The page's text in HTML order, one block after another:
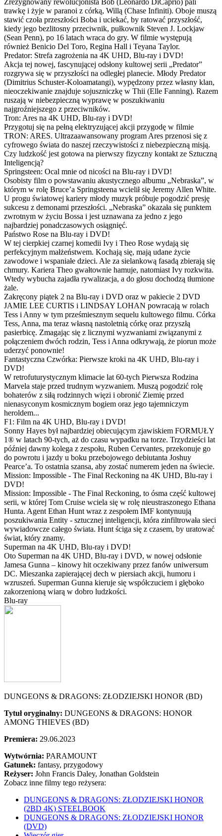
Zrezygnowany rewolucjonista Bob (Leonardo DiCaprio) pali
trawkę i żyje w paranoi z córką, Willą (Chase Infiniti). Oboje muszą
stawić czoła przeszłości Boba i uciekać, by ratować przyszłość,
kiedy jego bezlitosny przeciwnik, pułkownik Steven J. Lockjaw
(Sean Penn), po 16 latach wraca do gry. W filmie występują
również Benicio Del Toro, Regina Hall i Teyana Taylor.
Predator: Strefa zagrożenia na 4K UHD, Blu-ray i DVD!
Akcja tej nowej, fascynującej odsłony kultowej serii „Predator”
rozgrywa się w przyszłości na odległej planecie. Młody Predator
(Dimitrius Schuster-Koloamatangi), wypędzony przez własny klan,
nieoczekiwanie znajduje sojuszniczkę w Thii (Elle Fanning). Razem
ruszają w niebezpieczną wyprawę w poszukiwaniu
najgroźniejszego z przeciwników.
Tron: Ares na 4K UHD, Blu-ray i DVD!
Przygotuj się na pełną elektryzującej akcji przygodę w filmie
TRON: ARES. Ultrazaawansowany program Ares przenosi się z
cyfrowego świata do naszej rzeczywistości z niebezpieczną misją.
Czy ludzkość jest gotowa na pierwszy fizyczny kontakt ze Sztuczną
Inteligencją?
Springsteen: Ocal mnie od nicości na Blu-ray i DVD!
Osobisty film o powstawaniu akustycznego albumu „Nebraska”, w
którym w rolę Bruce’a Springsteena wcielił się Jeremy Allen White.
U progu światowej kariery młody muzyk próbuje pogodzić presję
sukcesu z demonami przeszłości. „Nebraska” okazała się punktem
zwrotnym w życiu Bossa i jest uznawana za jedno z jego
najbardziej ponadczasowych osiągnięć.
Państwo Rose na Blu-ray i DVD!
W tej cierpkiej czarnej komedii Ivy i Theo Rose wydają się
perfekcyjnym małżeństwem. Kochają się, mają udane życie
zawodowe i wspaniałe dzieci. Ale za sielankową fasadą zbierają się
chmury. Kariera Theo gwałtownie hamuje, natomiast Ivy rozkwita.
Wtedy wybucha zajadła rywalizacja, a do głosu dochodzą tłumione
żale.
Zakręcony piątek 2 na Blu-ray i DVD oraz w pakiecie 2 DVD
JAMIE LEE CURTIS i LINDSAY LOHAN powracają w rolach
Tess i Anny w tym prześmiesznym sequelu kultowego filmu. Córka
Tess, Anna, ma teraz własną nastoletnią córkę oraz przyszłą
pasierbicę. Zmagając się z licznymi wyzwaniami związanymi z
połączeniem dwóch rodzin, Tess i Anna odkrywają, że piorun może
uderzyć ponownie!
Fantastyczna Czwórka: Pierwsze kroki na 4K UHD, Blu-ray i
DVD!
W retrofuturystycznym klimacie lat 60-tych Pierwsza Rodzina
Marvela staje przed trudnym wyzwaniem. Muszą pogodzić rolę
bohaterów z siłą rodzinnych więzi i obronić Ziemię przed
nienasyconym kosmicznym bogiem oraz jego tajemniczym
heroldem...
F1: Film na 4K UHD, Blu-ray i DVD!
Sonny Hayes był najbardziej obiecującym zjawiskiem FORMUŁY
1® w latach 90-tych, aż do czasu wypadku na torze. Trzydzieści lat
później dawny kolega z zespołu, Ruben Cervantes, przekonuje go
do powrotu i jazdy u boku przebojowego debiutanta Joshuy
Pearce’a. To ostatnia szansa, aby zostać numerem jeden na świecie.
Mission: Impossible - The Final Reckoning na 4K UHD, Blu-ray i
DVD!
Mission: Impossible - The Final Reckoning, to ósma część kultowej
serii, w której Tom Cruise wciela się w rolę nieustraszonego Ethana
Hunta. Agent Ethan Hunt wraz z zespołem IMF kontynuują
poszukiwania Entity - sztucznej inteligencji, która zinfiltrowała sieci
wywiadowcze całego świata. Hunt ściga się z czasem, by uratować
świat, który znamy.
Superman na 4K UHD, Blu-ray i DVD!
Oto Superman na 4K UHD, Blu-ray i DVD, w nowej odsłonie
Jamesa Gunna – kinowy hit oczekiwany przez fanów uniwersum
DC. Mieszanka zapierającej dech w piersiach akcji, humoru i
wzruszeń. Superman Gunna kieruje się współczuciem i głęboko
zakorzenioną wiarą w dobro ludzkości.
Blu-ray
DUNGEONS & DRAGONS: ZŁODZIEJSKI HONOR (BD)
Tytuł oryginalny: DUNGEONS & DRAGONS: HONOR
AMONG THIEVES (BD)
Premiera: 29.06.2023
Wytwórnia: PARAMOUNT
Gatunek: fantasy, przygodowy
Reżyser: John Francis Daley, Jonathan Goldstein
Zobacz inne filmy tego reżysera:
DUNGEONS & DRAGONS: ZŁODZIEJSKI HONOR
(2BD 4K) STEELBOOK
DUNGEONS & DRAGONS: ZŁODZIEJSKI HONOR
(DVD)